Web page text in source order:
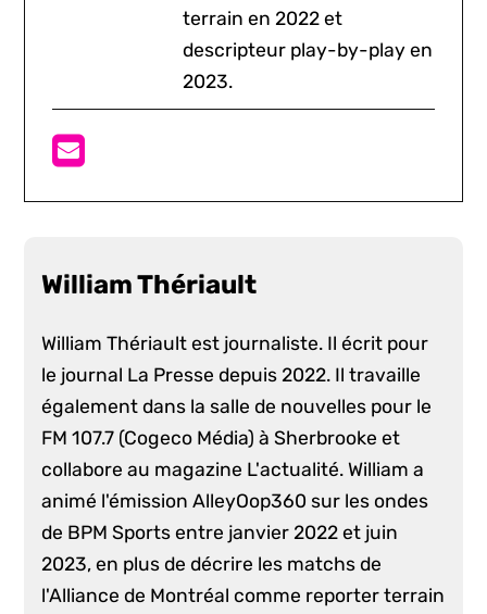
terrain en 2022 et
descripteur play-by-play en
2023.
William Thériault
William Thériault est journaliste. Il écrit pour
le journal La Presse depuis 2022. Il travaille
également dans la salle de nouvelles pour le
FM 107.7 (Cogeco Média) à Sherbrooke et
collabore au magazine L'actualité. William a
animé l'émission AlleyOop360 sur les ondes
de BPM Sports entre janvier 2022 et juin
2023, en plus de décrire les matchs de
l'Alliance de Montréal comme reporter terrain